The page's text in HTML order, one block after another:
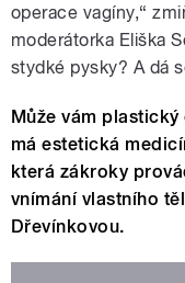
operace vagíny,“
moderátorka Eliška
stydké pysky? A dá
Může vám
má estetická
která zákroky
vnímání vlastního
Dřevínkovou.